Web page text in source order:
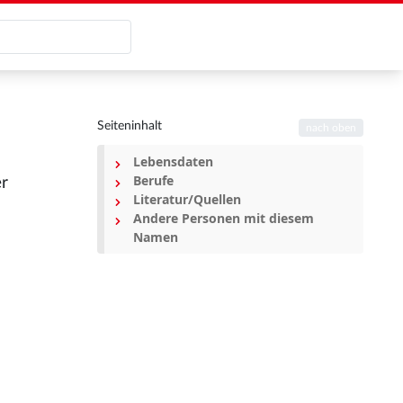
Seiteninhalt
Lebensdaten
Berufe
Literatur/Quellen
Andere Personen mit diesem
Namen